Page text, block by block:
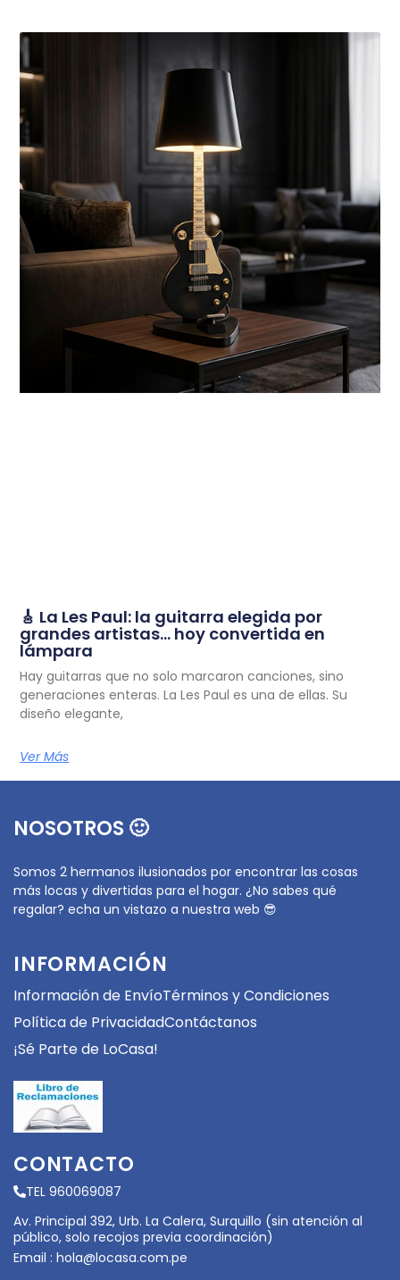
🎸 La Les Paul: la guitarra elegida por
grandes artistas… hoy convertida en
lámpara
Hay guitarras que no solo marcaron canciones, sino
generaciones enteras. La Les Paul es una de ellas. Su
diseño elegante,
Ver Más
NOSOTROS 🙂
Somos 2 hermanos ilusionados por encontrar las cosas
más locas y divertidas para el hogar. ¿No sabes qué
regalar? echa un vistazo a nuestra web 😎
INFORMACIÓN
Información de EnvíoTérminos y Condiciones
Política de PrivacidadContáctanos
¡Sé Parte de LoCasa!
CONTACTO
TEL 960069087
Av. Principal 392, Urb. La Calera, Surquillo (sin atención al
público, solo recojos previa coordinación)
Email : hola@locasa.com.pe